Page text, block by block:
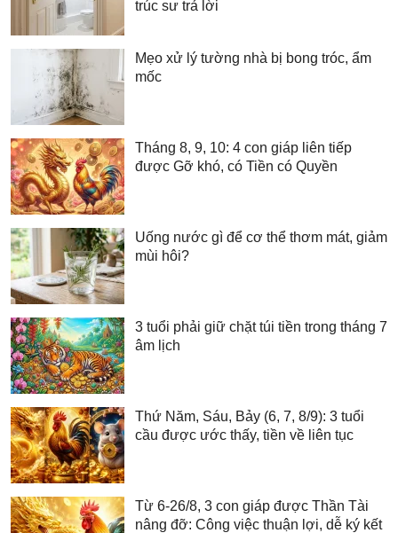
trúc sư trả lời
Mẹo xử lý tường nhà bị bong tróc, ẩm
mốc
Tháng 8, 9, 10: 4 con giáp liên tiếp
được Gỡ khó, có Tiền có Quyền
Uống nước gì để cơ thể thơm mát, giảm
mùi hôi?
3 tuổi phải giữ chặt túi tiền trong tháng 7
âm lịch
Thứ Năm, Sáu, Bảy (6, 7, 8/9): 3 tuổi
cầu được ước thấy, tiền về liên tục
Từ 6-26/8, 3 con giáp được Thần Tài
nâng đỡ: Công việc thuận lợi, dễ ký kết